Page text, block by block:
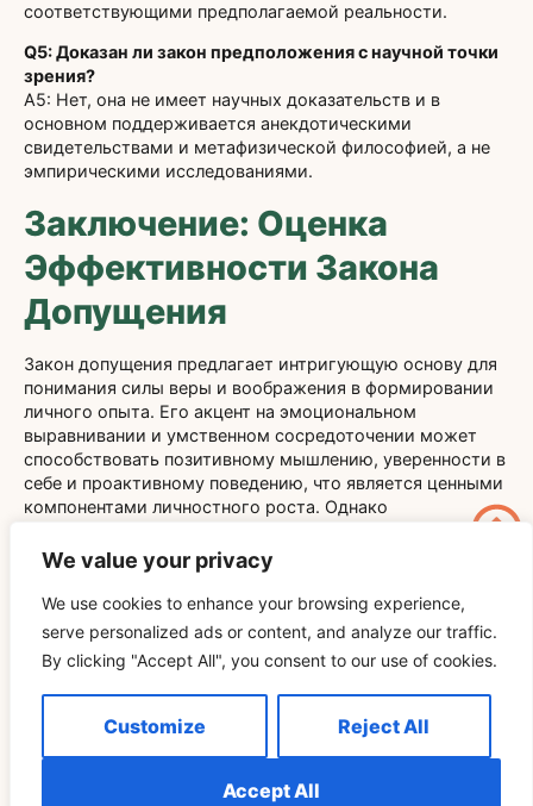
We value your privacy
We use cookies to enhance your browsing experience,
serve personalized ads or content, and analyze our traffic.
By clicking "Accept All", you consent to our use of cookies.
Customize Reject All
Accept All
соответствующими предполагаемой реальности.
Q5: Доказан ли закон предположения с научной точки
зрения?
A5: Нет, она не имеет научных доказательств и в
основном поддерживается анекдотическими
свидетельствами и метафизической философией, а не
эмпирическими исследованиями.
Заключение: Оценка
Эффективности Закона
Допущения
Закон допущения предлагает интригующую основу для
понимания силы веры и воображения в формировании
личного опыта. Его акцент на эмоциональном
выравнивании и умственном сосредоточении может
способствовать позитивному мышлению, уверенности в
себе и проактивному поведению, что является ценными
компонентами личностного роста. Однако
недоказанными научными стандартами, и его успех
часто зависит от индивидуальной интерпретации и
усилий.
В конечном итоге, Закон предположения может
работать как психологический инструмент,
повышающий мотивацию и перспективу, а не как
гарантированный метод изменения внешней реальности
путем простого предположения. Тем, кто заинтересован
в его изучении, будет полезно сочетать веру с
практическими действиями и сохранять реалистичные